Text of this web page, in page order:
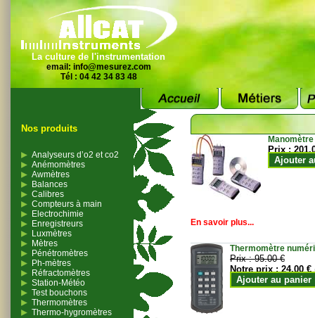
La culture de l'instrumentation
email: info@mesurez.com
Tél : 04 42 34 83 48
Nos produits
Analyseurs d’o2 et co2
Anémomètres
Awmètres
Balances
Calibres
Compteurs à main
Electrochimie
Enregistreurs
Luxmètres
Mètres
Pénétromètres
Ph-mètres
Réfractomètres
Station-Météo
Test bouchons
Thermomètres
Thermo-hygromètres
Prix :
Ajouter
En savoir plus...
Thermomètre
Prix :95.00 €
Notre prix :24.00 €
Ajouter au panier